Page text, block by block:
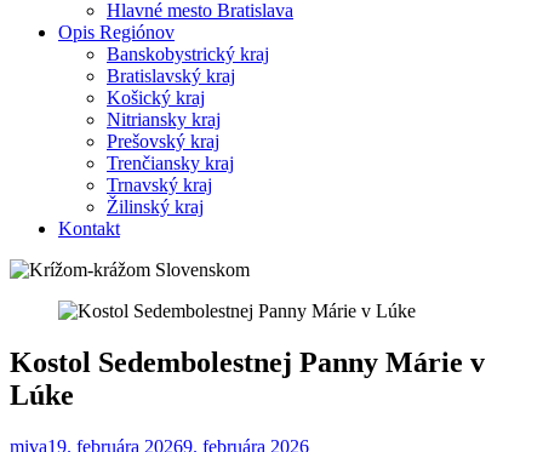
Hlavné mesto Bratislava
Opis Regiónov
Banskobystrický kraj
Bratislavský kraj
Košický kraj
Nitriansky kraj
Prešovský kraj
Trenčiansky kraj
Trnavský kraj
Žilinský kraj
Kontakt
Kostol Sedembolestnej Panny Márie v
Lúke
miva19. februára 20269. februára 2026